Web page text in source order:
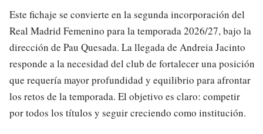
Este fichaje se convierte en la segunda incorporación del
Real Madrid Femenino para la temporada 2026/27, bajo la
dirección de Pau Quesada. La llegada de Andreia Jacinto
responde a la necesidad del club de fortalecer una posición
que requería mayor profundidad y equilibrio para afrontar
los retos de la temporada. El objetivo es claro: competir
por todos los títulos y seguir creciendo como institución.